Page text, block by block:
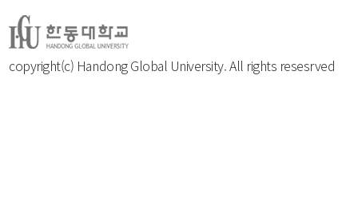
copyright(c) Handong Global University. All rights resesrved